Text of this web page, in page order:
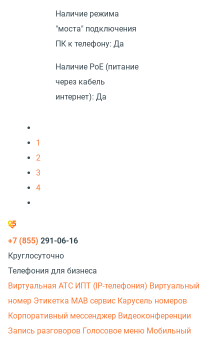
Наличие режима
"моста" подключения
ПК к телефону: Да
Наличие PoE (питание
через кабель
интернет): Да
1
2
3
4
+7 (855) 291-06-16
Круглосуточно
Телефония для бизнеса
Виртуальная АТС ИПТ (IP-телефония) Виртуальный
номер Этикетка МАВ сервис Карусель номеров
Корпоративный мессенджер Видеоконференции
Запись разговоров Голосовое меню Мобильный